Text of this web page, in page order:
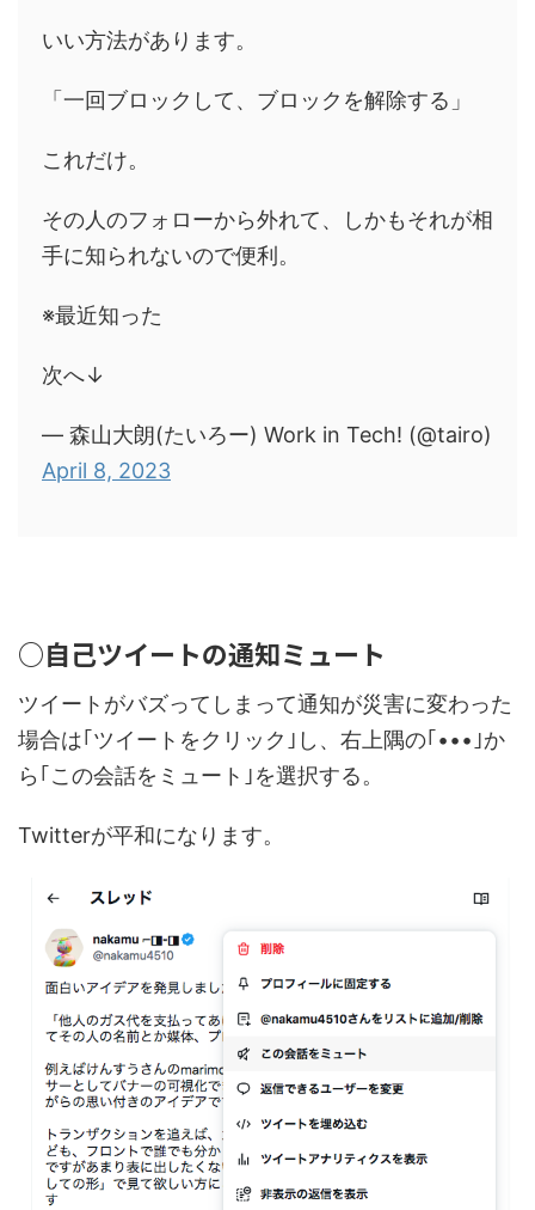
いい方法があります。
「一回ブロックして、ブロックを解除する」
これだけ。
その人のフォローから外れて、しかもそれが相
手に知られないので便利。
※最近知った
次へ↓
— 森山大朗(たいろー) Work in Tech! (@tairo)
April 8, 2023
○自己ツイートの通知ミュート
ツイートがバズってしまって通知が災害に変わった
場合は｢ツイートをクリック ｣ し、右上隅の｢•••｣か
ら｢この会話をミュート｣を選択する。
Twitterが平和になります。